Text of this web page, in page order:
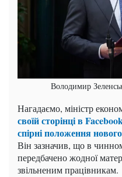
Володимир
Нагадаємо, міністр
своїй сторінці в
спірні положення
Він зазначив, що в
передбачено жодної
звільненим працівникам.